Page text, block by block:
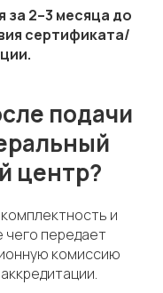
2–3 месяца до
сертификата/
подачи
центр?
и
чего передает
комиссию